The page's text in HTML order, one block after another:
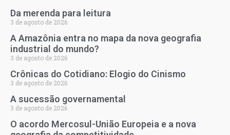
Da merenda para leitura
3 de agosto de 2026
A Amazônia entra no mapa da nova geografia
industrial do mundo?
3 de agosto de 2026
Crônicas do Cotidiano: Elogio do Cinismo
3 de agosto de 2026
A sucessão governamental
3 de agosto de 2026
O acordo Mercosul-União Europeia e a nova